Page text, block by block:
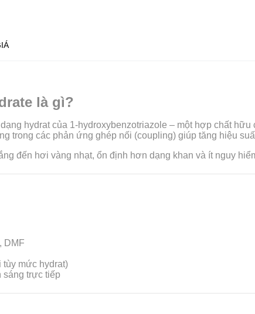
là gì?
hydrat của 1-hydroxybenzotriazole – một hợp chất
trong các phản ứng ghép nối (coupling) giúp tăng hiệu
đến hơi vàng nhạt, ổn định hơn dạng khan và ít nguy
DMF
tùy mức hydrat)
sáng trực tiếp